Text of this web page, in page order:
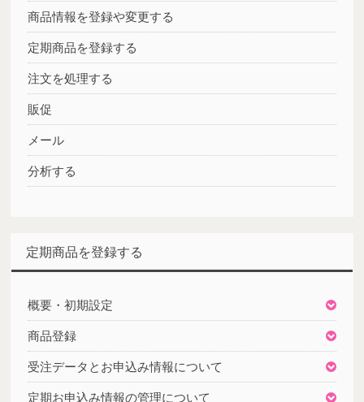
商品情報を登録や変更する
定期商品を登録する
注文を処理する
販促
メール
分析する
定期商品を登録する
概要・初期設定
商品登録
受注データとお申込み情報について
定期お申込み情報の管理について